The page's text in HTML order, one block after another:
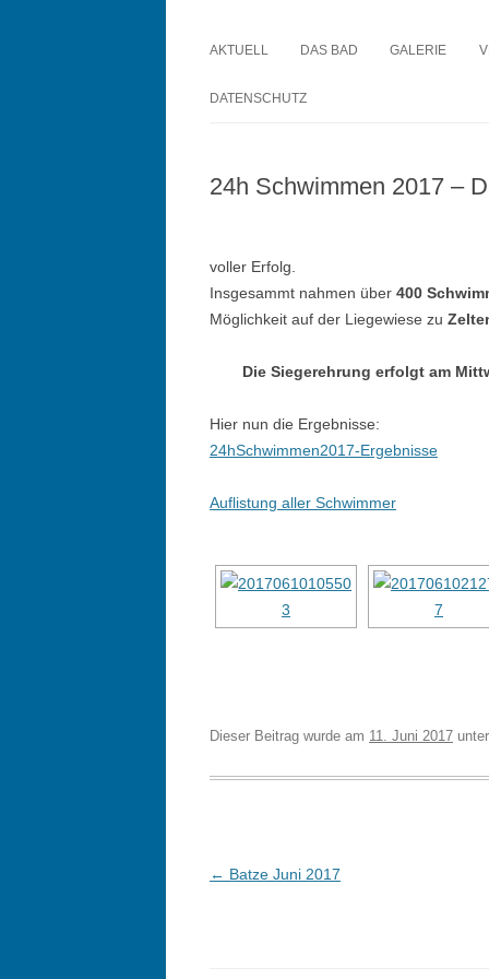
Waldfreibad
AKTUELL DAS BAD GALERIE
DATENSCHUTZ
24h Schwimmen 2017 –
voller Erfolg.
Insgesammt nahmen über 400
Möglichkeit auf der Liegewiese zu
Die Siegerehrung erfolgt am
Hier nun die Ergebnisse:
24hSchwimmen2017-Ergebnisse
Auflistung aller Schwimmer
Dieser Beitrag wurde am 11. Juni 2017 unter
Beitragsnavigation
← Batze Juni 2017